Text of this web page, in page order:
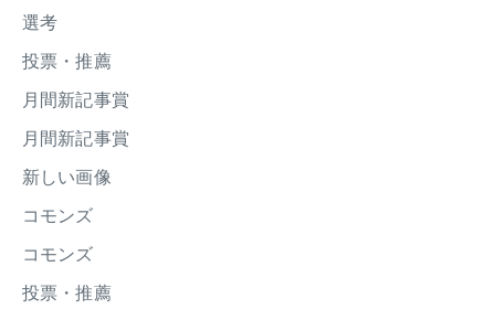
選考
投票・推薦
月間新記事賞
月間新記事賞
新しい画像
コモンズ
コモンズ
投票・推薦